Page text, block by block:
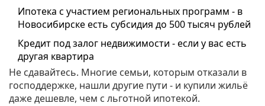
Ипотека с участием региональных программ - в
Новосибирске есть субсидия до 500 тысяч рублей
Кредит под залог недвижимости - если у вас есть
другая квартира
Не сдавайтесь. Многие семьи, которым отказали в
господдержке, нашли другие пути - и купили жильё
даже дешевле, чем с льготной ипотекой.